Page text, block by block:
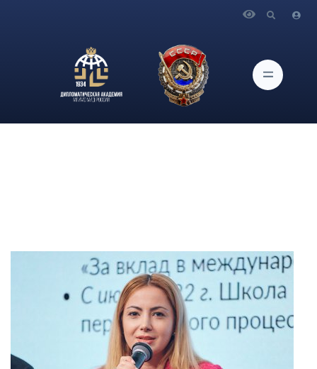
Блог экспертов Дипломатической академии